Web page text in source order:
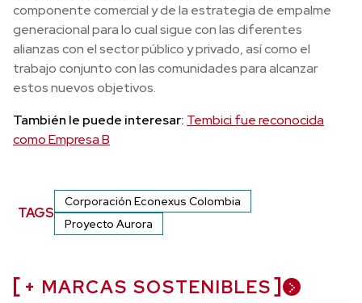
componente comercial y de la estrategia de empalme
generacional para lo cual sigue con las diferentes
alianzas con el sector público y privado, así como el
trabajo conjunto con las comunidades para alcanzar
estos nuevos objetivos.
También le puede interesar: Tembici fue reconocida
como Empresa B
TAGS
Corporación Econexus Colombia
Proyecto Aurora
+ MARCAS SOSTENIBLES